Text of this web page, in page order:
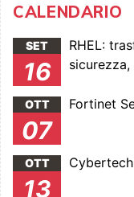
CALENDARIO
SET
16
RHEL:
OTT
07
Fortinet
OTT
13